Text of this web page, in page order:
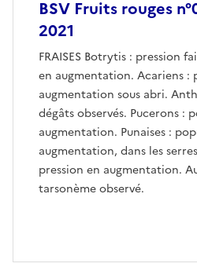
BSV Fruits rouges
2021
FRAISES Botrytis : pression
en augmentation. Acariens :
augmentation sous abri.
dégâts observés. Pucerons :
augmentation. Punaises :
augmentation, dans les
pression en augmentation.
tarsonème observé.